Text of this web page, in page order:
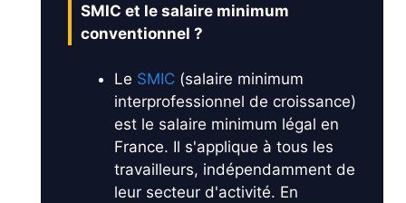
SMIC et le salaire minimum
conventionnel ?
Le SMIC (salaire minimum
interprofessionnel de croissance)
est le salaire minimum légal en
France. Il s'applique à tous les
travailleurs, indépendamment de
leur secteur d'activité. En